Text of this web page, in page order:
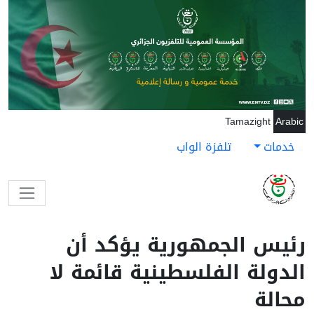
تجاوز إلى المحتوى الرئيسي
Arabic
Tamazight
خدمات تلفزة الواب
رئيس الجمهورية يؤكد أن
الدولة الفلسطينية قائمة لا
محالة